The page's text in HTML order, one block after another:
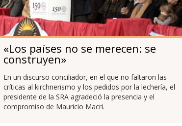
«Los países no se merecen: se
construyen»
En un discurso conciliador, en el que no faltaron las
críticas al kirchnerismo y los pedidos por la lechería, el
presidente de la SRA agradeció la presencia y el
compromiso de Mauricio Macri.